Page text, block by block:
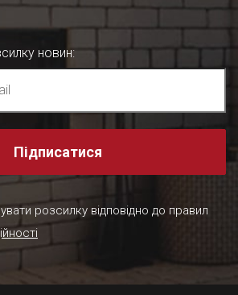
новин:
Підписатися
розсилку відповідно до правил